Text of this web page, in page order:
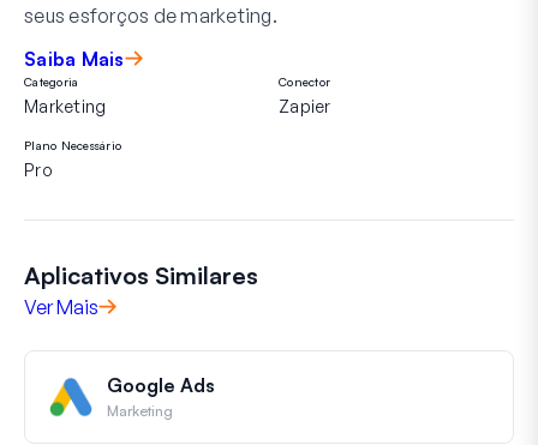
seus esforços de marketing.
Saiba Mais
Categoria
Marketing
Conector
Zapier
Plano Necessário
Pro
Aplicativos Similares
Ver Mais
Google Ads
Marketing